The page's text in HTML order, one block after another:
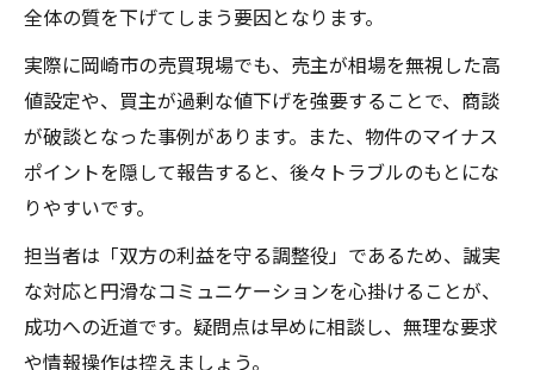
全体の質を下げてしまう要因となります。
実際に岡崎市の売買現場でも、売主が相場を無視した高
値設定や、買主が過剰な値下げを強要することで、商談
が破談となった事例があります。また、物件のマイナス
ポイントを隠して報告すると、後々トラブルのもとにな
りやすいです。
担当者は「双方の利益を守る調整役」であるため、誠実
な対応と円滑なコミュニケーションを心掛けることが、
成功への近道です。疑問点は早めに相談し、無理な要求
や情報操作は控えましょう。